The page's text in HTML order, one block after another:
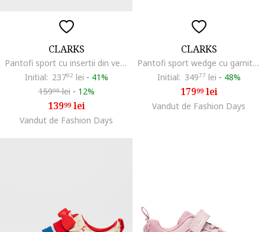
CLARKS
Pantofi sport cu insertii din velcro si velcro Feather, Bleumarin
Initial: 23792 lei - 41%
15999lei - 12%
13999lei
Vandut de Fashion Days
CLARKS
Pantofi sport wedge cu garnituri metalice, Lila/Albastru glaciar
Initial: 34977 lei - 48%
17999lei
Vandut de Fashion Days